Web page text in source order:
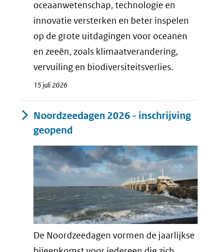
oceaanwetenschap, technologie en
innovatie versterken en beter inspelen
op de grote uitdagingen voor oceanen
en zeeën, zoals klimaatverandering,
vervuiling en biodiversiteitsverlies.
15 juli 2026
Noordzeedagen 2026 - inschrijving
geopend
De Noordzeedagen vormen de jaarlijkse